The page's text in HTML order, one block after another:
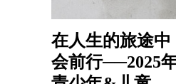
在人生的旅途
会前行──2025